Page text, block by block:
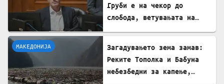
Груби е на чекор до
слобода, ветувањата на
МАКЕДОНИЈА
Загадувањето зема замав:
Реките Тополка и Бабуна
небезбедни за капење,